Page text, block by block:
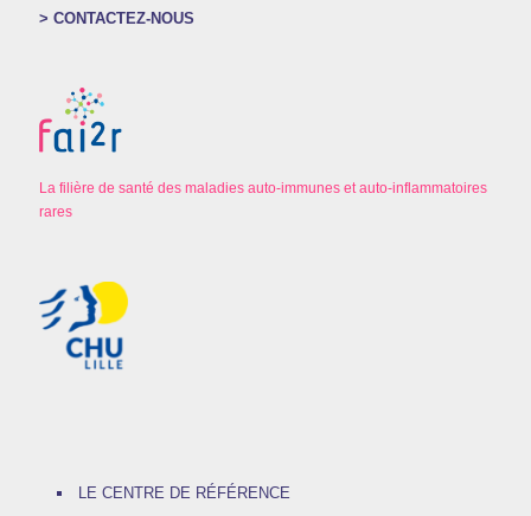
> CONTACTEZ-NOUS
La filière de santé des maladies auto-immunes et auto-inflammatoires
rares
LE CENTRE DE RÉFÉRENCE